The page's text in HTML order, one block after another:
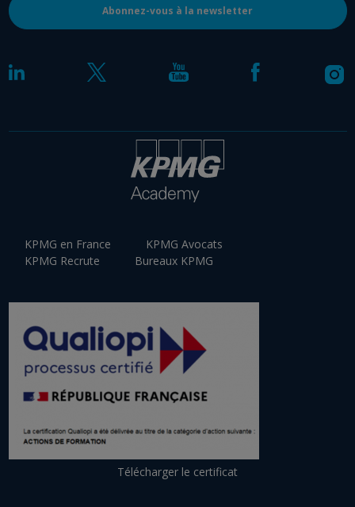
Abonnez-vous à la newsletter
KPMG en France
KPMG Avocats
KPMG Recrute
Bureaux KPMG
Télécharger le certificat